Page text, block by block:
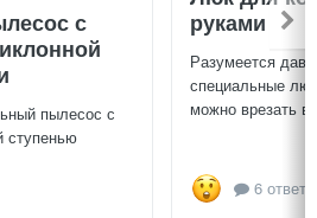
с
пылесос с
ступенью
руками
Разумеется
специальные
можно врезать
6